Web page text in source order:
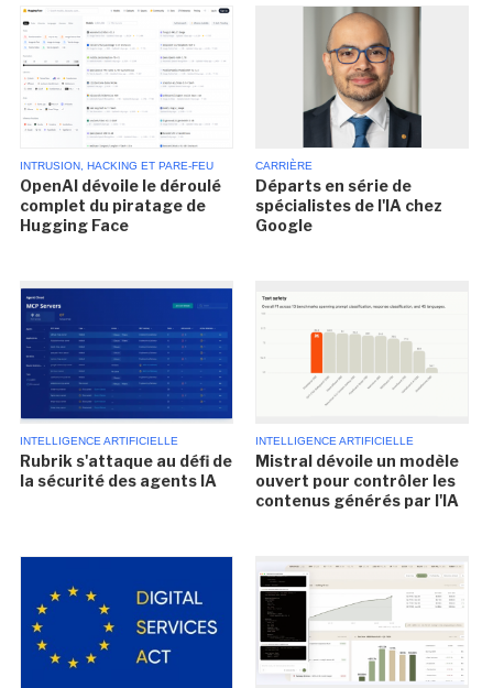
INTRUSION, HACKING ET PARE-FEU
OpenAI dévoile le déroulé
complet du piratage de
Hugging Face
CARRIÈRE
Départs en série de
spécialistes de l'IA chez
Google
INTELLIGENCE ARTIFICIELLE
Rubrik s'attaque au défi de
la sécurité des agents IA
INTELLIGENCE ARTIFICIELLE
Mistral dévoile un modèle
ouvert pour contrôler les
contenus générés par l'IA